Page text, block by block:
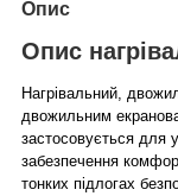
Опис
Опис
Нагрівальний,
двожильним
застосовується для
забезпечення
тонких підлогах